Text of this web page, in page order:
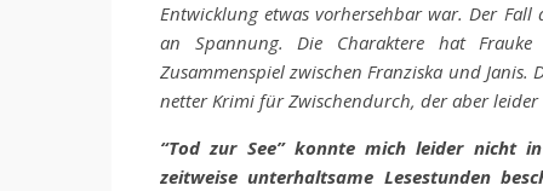
Entwicklung etwas vorhersehbar war. Der
an Spannung. Die Charaktere hat
Zusammenspiel zwischen Franziska und
netter Krimi für Zwischendurch, der aber
“Tod zur See” konnte mich leider nicht
zeitweise unterhaltsame Lesestunden